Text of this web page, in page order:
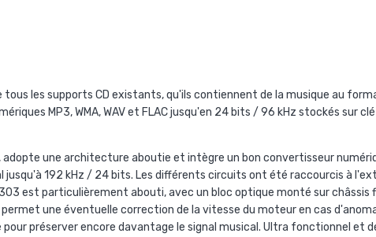
les supports CD existants, qu'ils contiennent de la musique au
MP3, WMA, WAV et FLAC jusqu'en 24 bits / 96 kHz stockés sur clé
une architecture aboutie et intègre un bon convertisseur
192 kHz / 24 bits. Les différents circuits ont été raccourcis à
est particulièrement abouti, avec un bloc optique monté sur
une éventuelle correction de la vitesse du moteur en cas
préserver encore davantage le signal musical. Ultra fonctionnel et